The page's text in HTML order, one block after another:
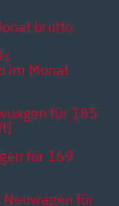
brutto
im Monat
für 185
für 169
Neuwagen für